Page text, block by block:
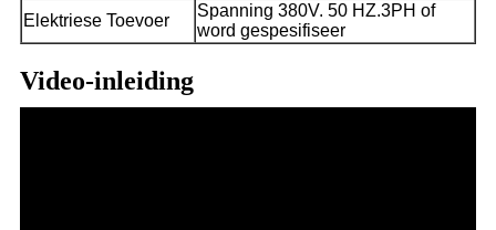
Elektriese Toevoer
Spanning 380V. 50 HZ.3PH of
word gespesifiseer
Video-inleiding